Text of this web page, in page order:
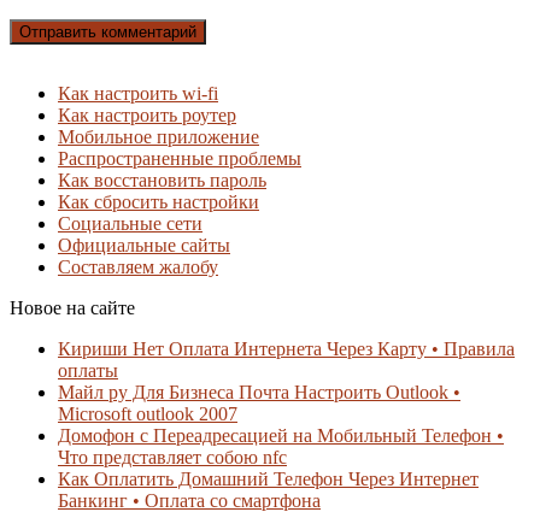
Как настроить wi-fi
Как настроить роутер
Мобильное приложение
Распространенные проблемы
Как восстановить пароль
Как сбросить настройки
Социальные сети
Официальные сайты
Составляем жалобу
Новое на сайте
Кириши Нет Оплата Интернета Через Карту • Правила
оплаты
Майл ру Для Бизнеса Почта Настроить Outlook •
Microsoft outlook 2007
Домофон с Переадресацией на Мобильный Телефон •
Что представляет собою nfc
Как Оплатить Домашний Телефон Через Интернет
Банкинг • Оплата со смартфона